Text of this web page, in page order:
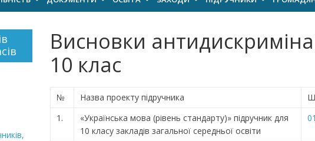
Висновки
10 клас
№ Назва проекту підручника
1.
«Українська мова (рівень стандарту)» підручник для
10 класу закладів загальної середньої освіти